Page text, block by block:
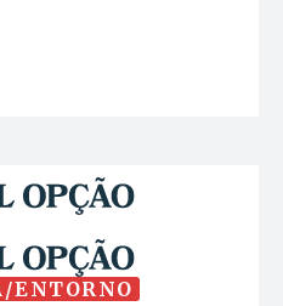
ENTORNO